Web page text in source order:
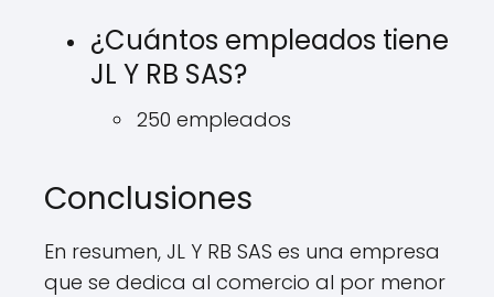
¿Cuántos empleados tiene
JL Y RB SAS?
250 empleados
Conclusiones
En resumen, JL Y RB SAS es una empresa
que se dedica al comercio al por menor